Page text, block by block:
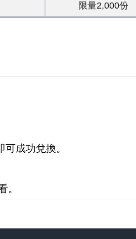
限量2,000份
成功兌換。
。